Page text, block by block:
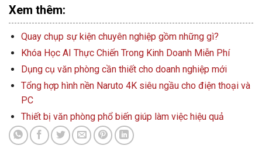
Xem thêm:
Quay chụp sự kiện chuyên nghiệp gồm những gì?
Khóa Học AI Thực Chiến Trong Kinh Doanh Miễn Phí
Dụng cụ văn phòng cần thiết cho doanh nghiệp mới
Tổng hợp hình nền Naruto 4K siêu ngầu cho điện thoại và
PC
Thiết bị văn phòng phổ biến giúp làm việc hiệu quả